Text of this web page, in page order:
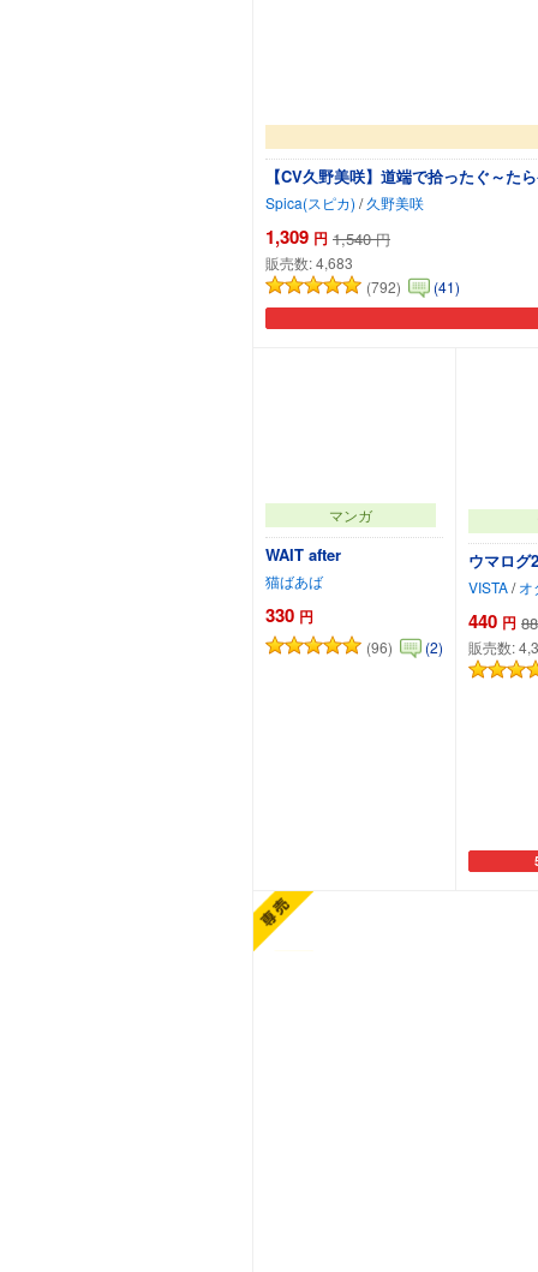
【CV久野美咲】道端で拾ったぐ～
Spica(スピカ) / 久野美咲
1,309 円 1,540 円
販売数:4,683
(792)
(41)
マンガ
WAIT after
猫ばあば
330 円
(96) (2)
ウマログ2
VISTA/ オ
440 円
販売数: